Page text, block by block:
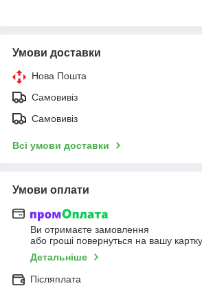
Умови доставки
Нова Пошта
Самовивіз
Самовивіз
Всі умови доставки
Умови оплати
Ви отримаєте замовлення
або гроші повернуться на вашу картку
Детальніше
Післяплата